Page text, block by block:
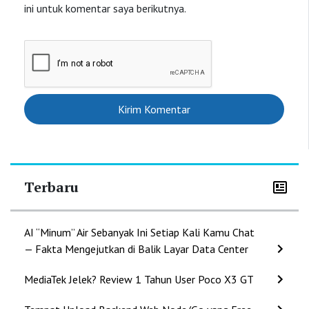
ini untuk komentar saya berikutnya.
Terbaru
AI “Minum” Air Sebanyak Ini Setiap Kali Kamu Chat
— Fakta Mengejutkan di Balik Layar Data Center
MediaTek Jelek? Review 1 Tahun User Poco X3 GT